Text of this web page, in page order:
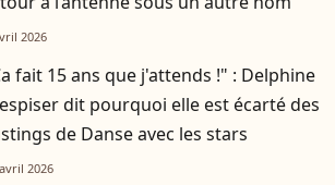
2026
fait 15 ans que j'attends !" : Delphine
dit pourquoi elle est écarté des
de Danse avec les stars
2026